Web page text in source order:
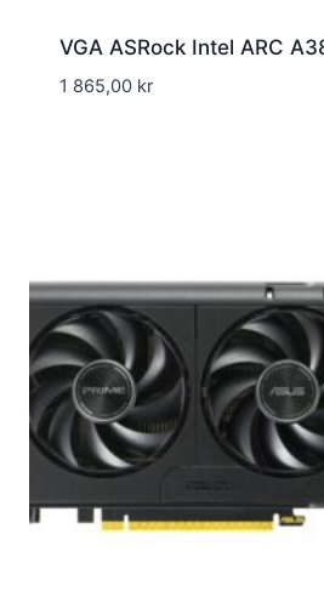
VGA ASRock Intel ARC
1 865,00 kr